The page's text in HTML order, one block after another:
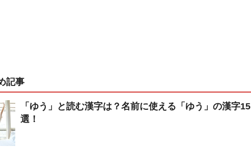
記事
「ゆう」と読む漢字は？名前に使える「ゆう」の漢字15
選！